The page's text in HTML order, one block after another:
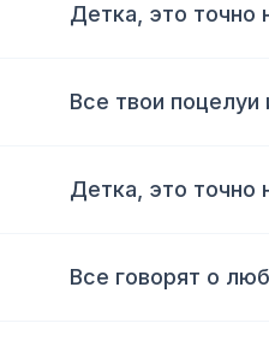
Детка, это точно
Все твои поцелуи
Детка, это точно
Все говорят о